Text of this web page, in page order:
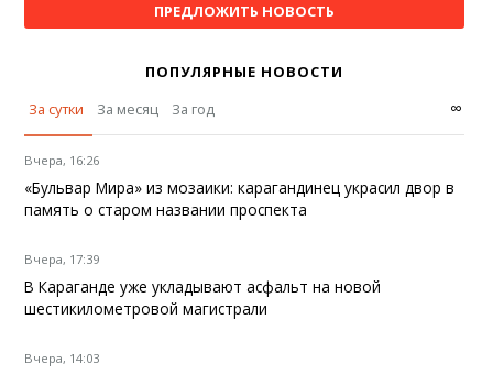
ПРЕДЛОЖИТЬ НОВОСТЬ
ПОПУЛЯРНЫЕ НОВОСТИ
За сутки
За месяц За год ∞
Вчера, 16:26
«Бульвар Мира» из мозаики: карагандинец украсил двор в
память о старом названии проспекта
Вчера, 17:39
В Караганде уже укладывают асфальт на новой
шестикилометровой магистрали
Вчера, 14:03